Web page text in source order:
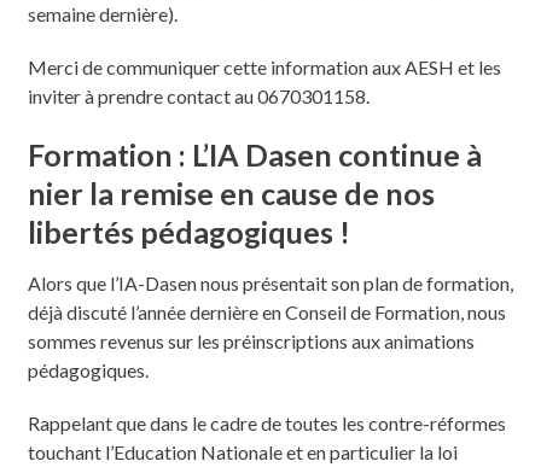
semaine dernière).
Merci de communiquer cette information aux AESH et les
inviter à prendre contact au 0670301158.
Formation : L’IA Dasen continue à
nier la remise en cause de nos
libertés pédagogiques !
Alors que l’IA-Dasen nous présentait son plan de formation,
déjà discuté l’année dernière en Conseil de Formation, nous
sommes revenus sur les préinscriptions aux animations
pédagogiques.
Rappelant que dans le cadre de toutes les contre-réformes
touchant l’Education Nationale et en particulier la loi